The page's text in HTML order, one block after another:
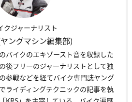
クジャーナリスト
ングマシン編集部)
バイクのエキゾースト音を収録した
後フリーのジャーナリストとして独
参戦などを経てバイク専門誌ヤング
ライディングテクニックの記事を執